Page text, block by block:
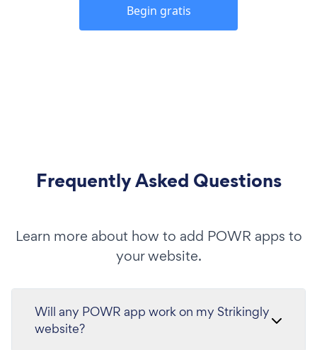
Begin gratis
Frequently Asked Questions
Learn more about how to add POWR apps to
your website.
Will any POWR app work on my Strikingly
website?